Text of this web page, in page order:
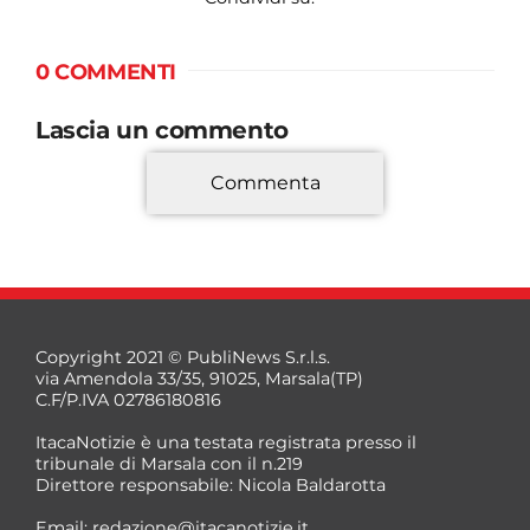
0 COMMENTI
Lascia un commento
*
Commenta
Copyright 2021 © PubliNews S.r.l.s.
via Amendola 33/35, 91025, Marsala(TP)
C.F/P.IVA 02786180816
ItacaNotizie è una testata registrata presso il
tribunale di Marsala con il n.219
Direttore responsabile: Nicola Baldarotta